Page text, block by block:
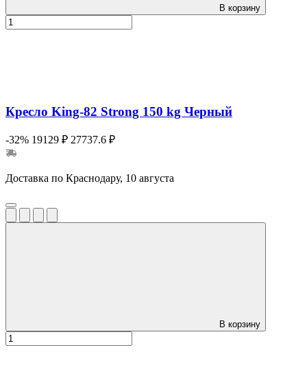
В корзину
Кресло King-82 Strong 150 kg Черный
-32% 19129 ₽ 27737.6 ₽
Доставка по Краснодару, 10 августа
В корзину